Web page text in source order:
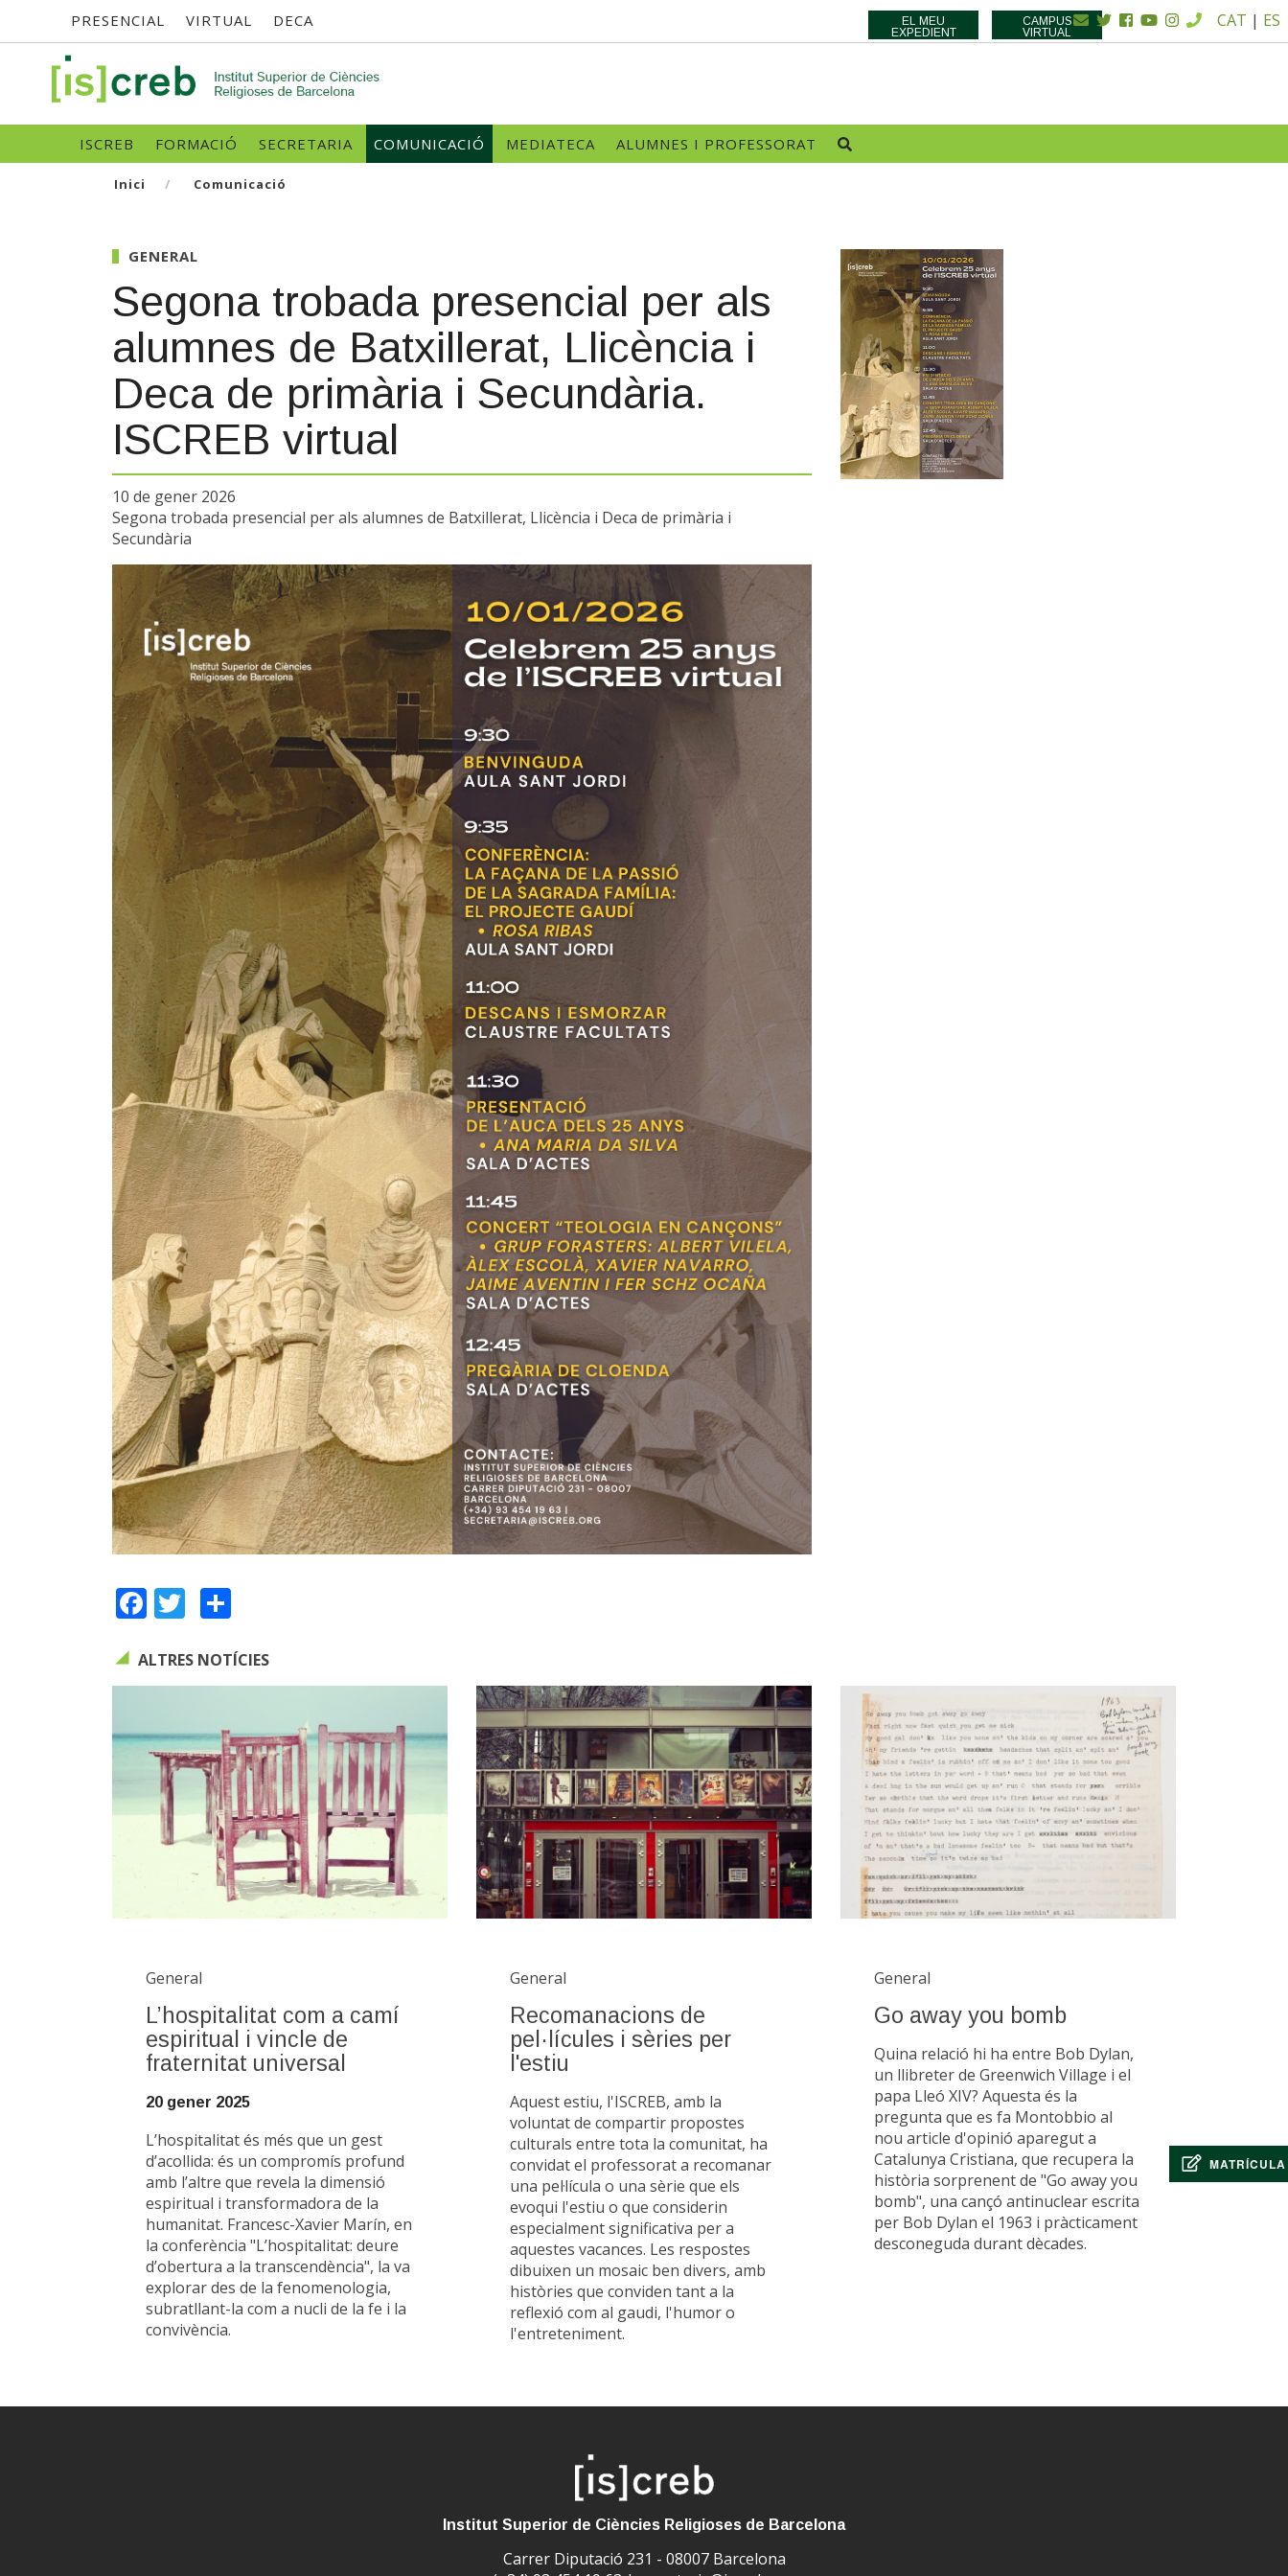
MATRÍCULA
contingut
Menú
superior
SK
PRESENCIAL VIRTUAL DECA
EL MEU
EXPEDIENT
CAMPUS
VIRTUAL
CAT | ES
Navegació
principal
ISCREB FORMACIÓ SECRETARIA COMUNICACIÓ MEDIATECA ALUMNES I PROFESSORAT
Inici Comunicació
GENERAL
Segona trobada presencial per als
alumnes de Batxillerat, Llicència i
Deca de primària i Secundària.
ISCREB virtual
10 de gener 2026
Segona trobada presencial per als alumnes de Batxillerat, Llicència i Deca de primària i
Secundària
Facebook
Twitter
ALTRES NOTÍCIES
General
L’hospitalitat com a camí
espiritual i vincle de
fraternitat universal
20 gener 2025
L’hospitalitat és més que un gest
d’acollida: és un compromís profund
amb l’altre que revela la dimensió
espiritual i transformadora de la
humanitat. Francesc-Xavier Marín, en
la conferència "L’hospitalitat: deure
d’obertura a la transcendència", la va
explorar des de la fenomenologia,
subratllant-la com a nucli de la fe i la
convivència.
General
Recomanacions de
pel·lícules i sèries per
l'estiu
Aquest estiu, l'ISCREB, amb la
voluntat de compartir propostes
culturals entre tota la comunitat, ha
convidat el professorat a recomanar
una pel·lícula o una sèrie que els
evoqui l'estiu o que considerin
especialment significativa per a
aquestes vacances. Les respostes
dibuixen un mosaic ben divers, amb
històries que conviden tant a la
reflexió com al gaudi, l'humor o
l'entreteniment.
General
Go away you bomb
Quina relació hi ha entre Bob Dylan,
un llibreter de Greenwich Village i el
papa Lleó XIV? Aquesta és la
pregunta que es fa Montobbio al
nou article d'opinió aparegut a
Catalunya Cristiana, que recupera la
història sorprenent de "Go away you
bomb", una cançó antinuclear escrita
per Bob Dylan el 1963 i pràcticament
desconeguda durant dècades.
Institut Superior de Ciències Religioses de Barcelona
Carrer Diputació 231 - 08007 Barcelona